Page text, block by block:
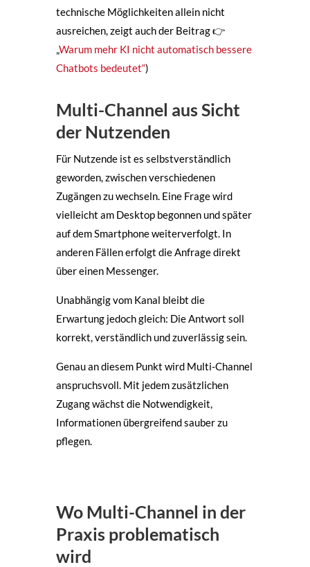
technische Möglichkeiten allein nicht
ausreichen, zeigt auch der Beitrag 👉
„Warum mehr KI nicht automatisch bessere
Chatbots bedeutet“)
Multi-Channel aus Sicht
der Nutzenden
Für Nutzende ist es selbstverständlich
geworden, zwischen verschiedenen
Zugängen zu wechseln. Eine Frage wird
vielleicht am Desktop begonnen und später
auf dem Smartphone weiterverfolgt. In
anderen Fällen erfolgt die Anfrage direkt
über einen Messenger.
Unabhängig vom Kanal bleibt die
Erwartung jedoch gleich: Die Antwort soll
korrekt, verständlich und zuverlässig sein.
Genau an diesem Punkt wird Multi-Channel
anspruchsvoll. Mit jedem zusätzlichen
Zugang wächst die Notwendigkeit,
Informationen übergreifend sauber zu
pflegen.
Wo Multi-Channel in der
Praxis problematisch
wird